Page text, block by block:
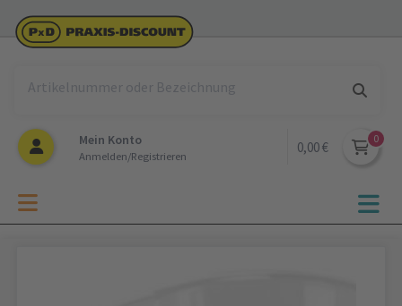
Mein Konto
Anmelden/Registrieren
0,00 €